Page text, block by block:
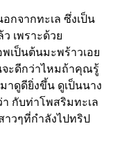
กจากทะเล ซึ่งเป็น
เพราะด้วย
เป็นต้นมะพร้าวเอย
จะดีกว่าไหมถ้าคุณรู้
าดูดียิ่งขึ้น ดูเป็นนาง
กับท่าโพสริมทะเล
าวๆที่กำลังไปทริป